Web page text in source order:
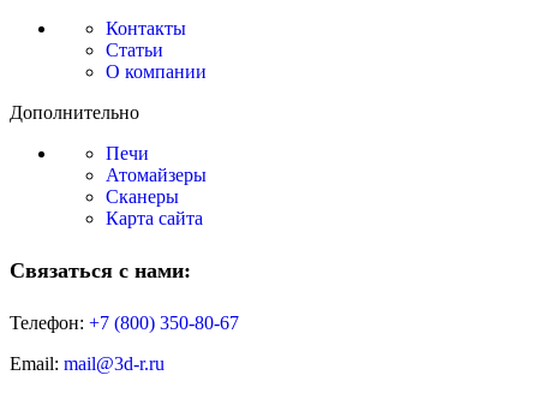
Контакты
Статьи
О компании
Дополнительно
Печи
Атомайзеры
Сканеры
Карта сайта
Связаться с нами:
Телефон: +7 (800) 350-80-67
Email: mail@3d-r.ru